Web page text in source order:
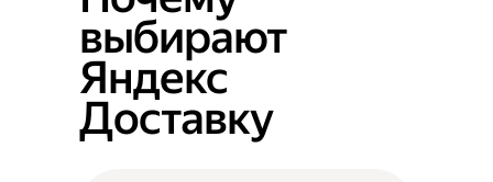
выбирают
Яндекс
Доставку